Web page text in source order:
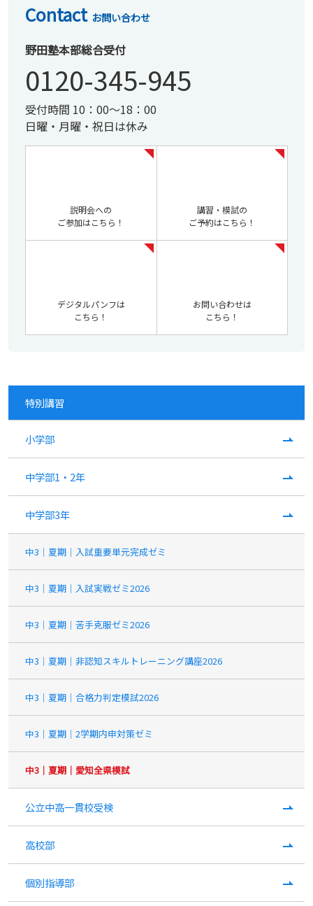
Contact お問い合わせ
野田塾本部総合受付
0120-345-945
受付時間 10：00～18：00
日曜・月曜・祝日は休み
説明会への
ご参加はこちら！
講習・模試の
ご予約はこちら！
デジタルパンフは
こちら！
お問い合わせは
こちら！
特別講習
小学部
中学部1・2年
中学部3年
中3｜夏期｜入試重要単元完成ゼミ
中3｜夏期｜入試実戦ゼミ2026
中3｜夏期｜苦手克服ゼミ2026
中3｜夏期｜非認知スキルトレーニング講座2026
中3｜夏期｜合格力判定模試2026
中3｜夏期｜2学期内申対策ゼミ
中3｜夏期｜愛知全県模試
公立中高一貫校受検
高校部
個別指導部